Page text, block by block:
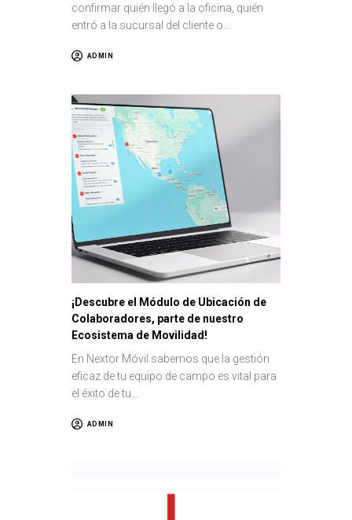
confirmar quién llegó a la oficina, quién
entró a la sucursal del cliente o…
ADMIN
¡Descubre el Módulo de Ubicación de
Colaboradores, parte de nuestro
Ecosistema de Movilidad!
En Nextor Móvil sabemos que la gestión
eficaz de tu equipo de campo es vital para
el éxito de tu…
ADMIN